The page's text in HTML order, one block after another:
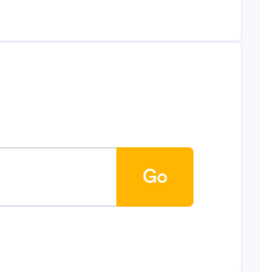
Go